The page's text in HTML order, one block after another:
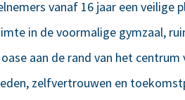
vanaf 16 jaar een veilige
in de voormalige gymzaal,
aan de rand van het
zelfvertrouwen en